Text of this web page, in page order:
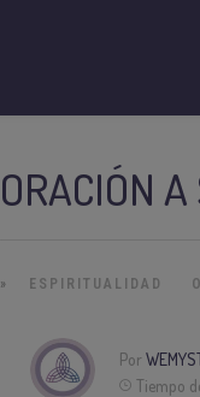
ORACIÓN
» ESPIRITUALIDAD
Por
Tiempo